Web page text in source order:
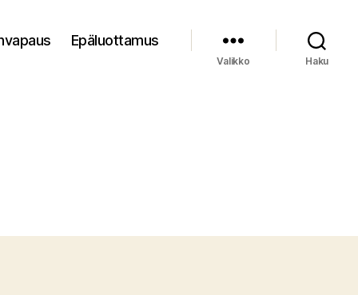
Epäluottamus
Valikko Haku